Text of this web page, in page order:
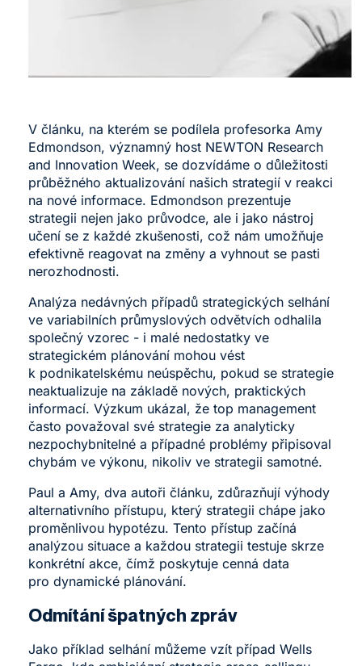
V článku, na kterém se podílela profesorka Amy
Edmondson, významný host NEWTON Research
and Innovation Week, se dozvídáme o důležitosti
průběžného aktualizování našich strategií v reakci
na nové informace. Edmondson prezentuje
strategii nejen jako průvodce, ale i jako nástroj
učení se z každé zkušenosti, což nám umožňuje
efektivně reagovat na změny a vyhnout se pasti
nerozhodnosti.
Analýza nedávných případů strategických selhání
ve variabilních průmyslových odvětvích odhalila
společný vzorec - i malé nedostatky ve
strategickém plánování mohou vést
k podnikatelskému neúspěchu, pokud se strategie
neaktualizuje na základě nových, praktických
informací. Výzkum ukázal, že top management
často považoval své strategie za analyticky
nezpochybnitelné a případné problémy připisoval
chybám ve výkonu, nikoliv ve strategii samotné.
Paul a Amy, dva autoři článku, zdůrazňují výhody
alternativního přístupu, který strategii chápe jako
proměnlivou hypotézu. Tento přístup začíná
analýzou situace a každou strategii testuje skrze
konkrétní akce, čímž poskytuje cenná data
pro dynamické plánování.
Odmítání špatných zpráv
Jako příklad selhání můžeme vzít případ Wells